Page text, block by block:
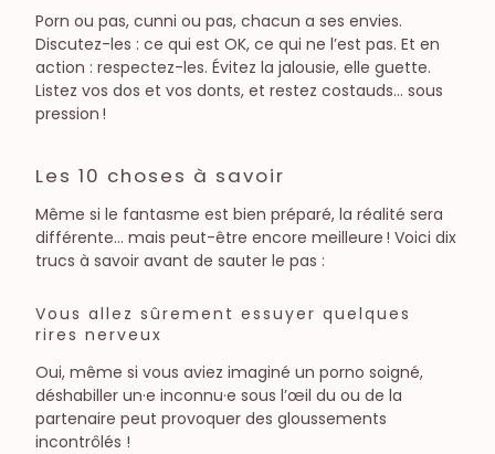
Porn ou pas, cunni ou pas, chacun a ses envies.
Discutez-les : ce qui est OK, ce qui ne l’est pas. Et en
action : respectez-les. Évitez la jalousie, elle guette.
Listez vos dos et vos donts, et restez costauds… sous
pression !
Les 10 choses à savoir
Même si le fantasme est bien préparé, la réalité sera
différente… mais peut-être encore meilleure ! Voici dix
trucs à savoir avant de sauter le pas :
Vous allez sûrement essuyer quelques
rires nerveux
Oui, même si vous aviez imaginé un porno soigné,
déshabiller un·e inconnu·e sous l’œil du ou de la
partenaire peut provoquer des gloussements
incontrôlés !